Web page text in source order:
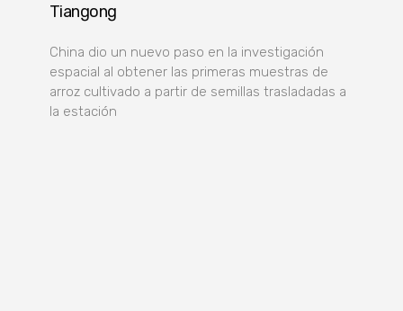
Tiangong
China dio un nuevo paso en la investigación
espacial al obtener las primeras muestras de
arroz cultivado a partir de semillas trasladadas a
la estación